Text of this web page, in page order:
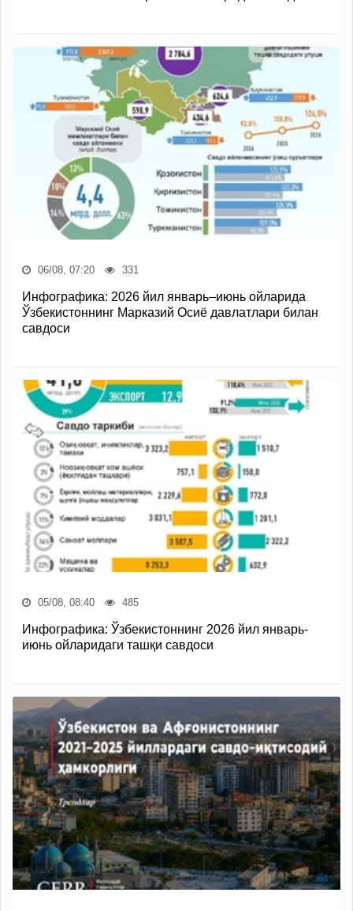
06/08, 07:20 331
Инфографика: 2026 йил январь–июнь ойларида
Ўзбекистоннинг Марказий Осиё давлатлари билан
савдоси
05/08, 08:40 485
Инфографика: Ўзбекистоннинг 2026 йил январь-
июнь ойларидаги ташқи савдоси